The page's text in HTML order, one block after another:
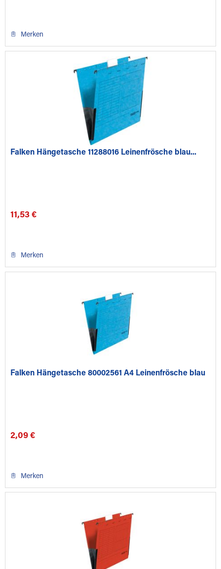
Merken
Falken Hängetasche 11288016 Leinenfrösche blau...
11,53 €
Merken
Falken Hängetasche 80002561 A4 Leinenfrösche blau
2,09 €
Merken